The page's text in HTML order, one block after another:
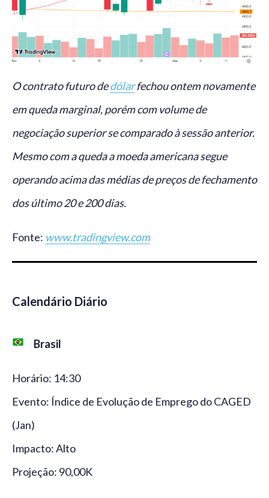
O contrato futuro dedólarfechou ontem novamente
em queda marginal, porém com volume de
negociação superior se comparado à sessão anterior.
Mesmo com a queda a moeda americana segue
operando acima das médias de preços de fechamento
dos último 20 e 200 dias.
Fonte: www.tradingview.com
Calendário Diário
Brasil
Horário: 14:30
Evento: Índice de Evolução de Emprego do CAGED
(Jan)
Impacto: Alto
Projeção: 90,00K